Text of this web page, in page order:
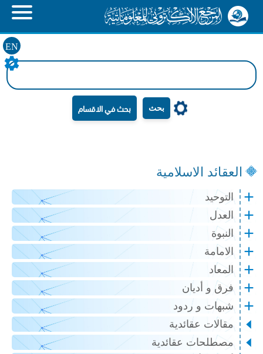
EN
بحث
العقائد الاسلامية
التوحيد
العدل
النبوة
الامامة
المعاد
فرق و أديان
شبهات و ردود
مقالات عقائدية
مصطلحات عقائدية